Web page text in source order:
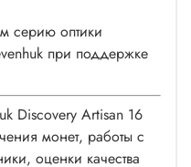
серию оптики
при поддержке
Discovery Artisan 16
монет, работы с
оценки качества